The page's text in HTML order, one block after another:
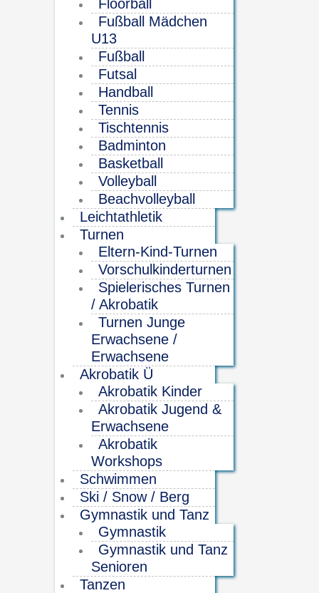
Floorball
Fußball Mädchen
U13
Fußball
Futsal
Handball
Tennis
Tischtennis
Badminton
Basketball
Volleyball
Beachvolleyball
Leichtathletik
Turnen
Eltern-Kind-Turnen
Vorschulkinderturnen
Spielerisches Turnen
/ Akrobatik
Turnen Junge
Erwachsene /
Erwachsene
Akrobatik Ü
Akrobatik Kinder
Akrobatik Jugend &
Erwachsene
Akrobatik
Workshops
Schwimmen
Ski / Snow / Berg
Gymnastik und Tanz
Gymnastik
Gymnastik und Tanz
Senioren
Tanzen